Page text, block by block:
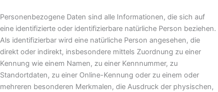
Personenbezogene Daten sind alle Informationen, die sich auf
eine identifizierte oder identifizierbare natürliche Person beziehen.
Als identifizierbar wird eine natürliche Person angesehen, die
direkt oder indirekt, insbesondere mittels Zuordnung zu einer
Kennung wie einem Namen, zu einer Kennnummer, zu
Standortdaten, zu einer Online-Kennung oder zu einem oder
mehreren besonderen Merkmalen, die Ausdruck der physischen,